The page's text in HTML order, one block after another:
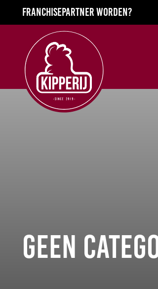
Franchisepartner worden?
Geen